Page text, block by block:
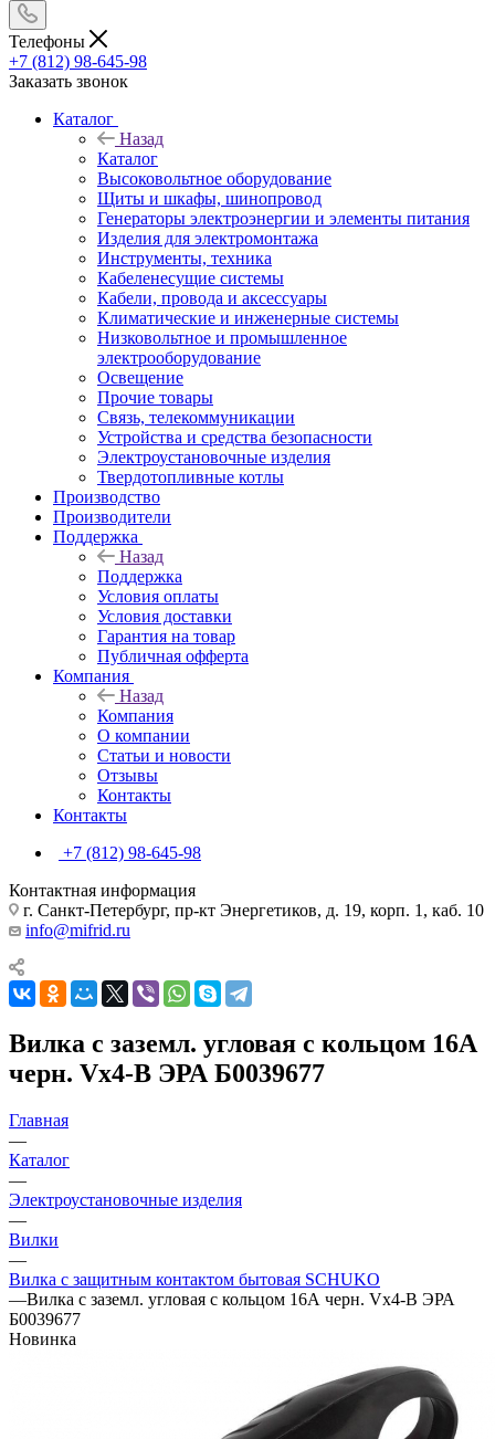
Телефоны
+7 (812) 98-645-98
Заказать звонок
Каталог
Назад
Каталог
Высоковольтное оборудование
Щиты и шкафы, шинопровод
Генераторы электроэнергии и элементы питания
Изделия для электромонтажа
Инструменты, техника
Кабеленесущие системы
Кабели, провода и аксессуары
Климатические и инженерные системы
Низковольтное и промышленное
электрооборудование
Освещение
Прочие товары
Связь, телекоммуникации
Устройства и средства безопасности
Электроустановочные изделия
Твердотопливные котлы
Производство
Производители
Поддержка
Назад
Поддержка
Условия оплаты
Условия доставки
Гарантия на товар
Публичная офферта
Компания
Назад
Компания
О компании
Статьи и новости
Отзывы
Контакты
Контакты
+7 (812) 98-645-98
Контактная информация
г. Санкт-Петербург, пр-кт Энергетиков, д. 19, корп. 1, каб. 10
info@mifrid.ru
Вилка с заземл. угловая с кольцом 16А
черн. Vx4-B ЭРА Б0039677
Главная
—
Каталог
—
Электроустановочные изделия
—
Вилки
—
Вилка с защитным контактом бытовая SCHUKO
—Вилка с заземл. угловая с кольцом 16А черн. Vx4-B ЭРА
Б0039677
Новинка